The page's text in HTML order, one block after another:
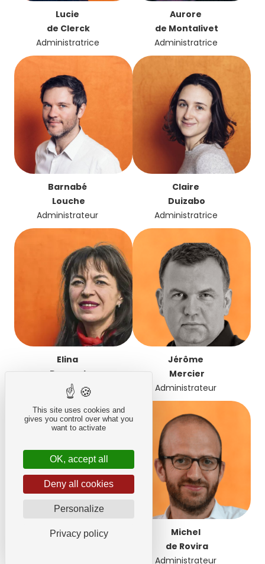
Lucie
de Clerck
Administratrice
Aurore
de Montalivet
Administratrice
Barnabé
Louche
Administrateur
Claire
Duizabo
Administratrice
Elina
Dumont
Administratrice
Jérôme
Mercier
Administrateur
Maxime
Michel
de Rovira
Administrateur
This site uses cookies and
gives you control over what you
want to activate
OK, accept all
Deny all cookies
Personalize
Privacy policy